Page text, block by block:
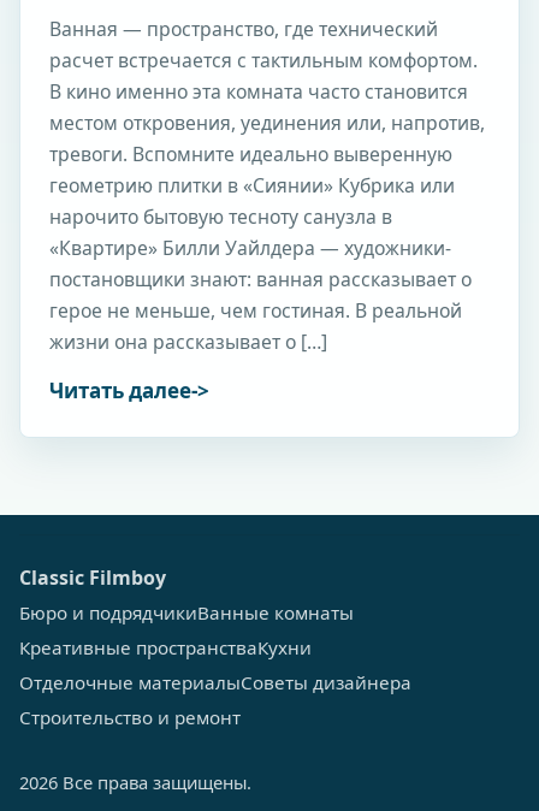
Ванная — пространство, где технический
расчет встречается с тактильным комфортом.
В кино именно эта комната часто становится
местом откровения, уединения или, напротив,
тревоги. Вспомните идеально выверенную
геометрию плитки в «Сиянии» Кубрика или
нарочито бытовую тесноту санузла в
«Квартире» Билли Уайлдера — художники-
постановщики знают: ванная рассказывает о
герое не меньше, чем гостиная. В реальной
жизни она рассказывает о […]
Читать далее
Сlassic Filmboy
Бюро и подрядчикиВанные комнаты
Креативные пространстваКухни
Отделочные материалыСоветы дизайнера
Строительство и ремонт
2026 Все права защищены.